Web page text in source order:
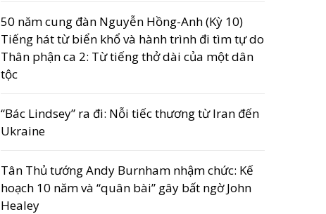
50 năm cung đàn Nguyễn Hồng-Anh (Kỳ 10)
Tiếng hát từ biển khổ và hành trình đi tìm tự do
Thân phận ca 2: Từ tiếng thở dài của một dân
tộc
“Bác Lindsey” ra đi: Nỗi tiếc thương từ Iran đến
Ukraine
Tân Thủ tướng Andy Burnham nhậm chức: Kế
hoạch 10 năm và “quân bài” gây bất ngờ John
Healey